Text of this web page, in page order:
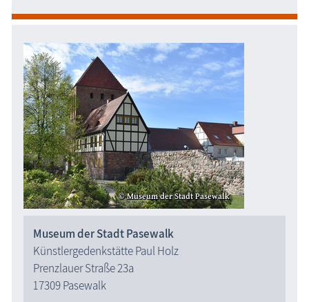
Museum der Stadt Pasewalk
Künstlergedenkstätte Paul Holz
Prenzlauer Straße 23a
17309 Pasewalk